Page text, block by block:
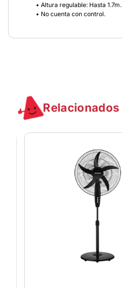
• Altura regulable: Hasta 1.7m.
• No cuenta con control.
Relacionados